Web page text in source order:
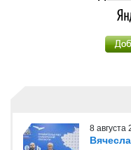
8 августа